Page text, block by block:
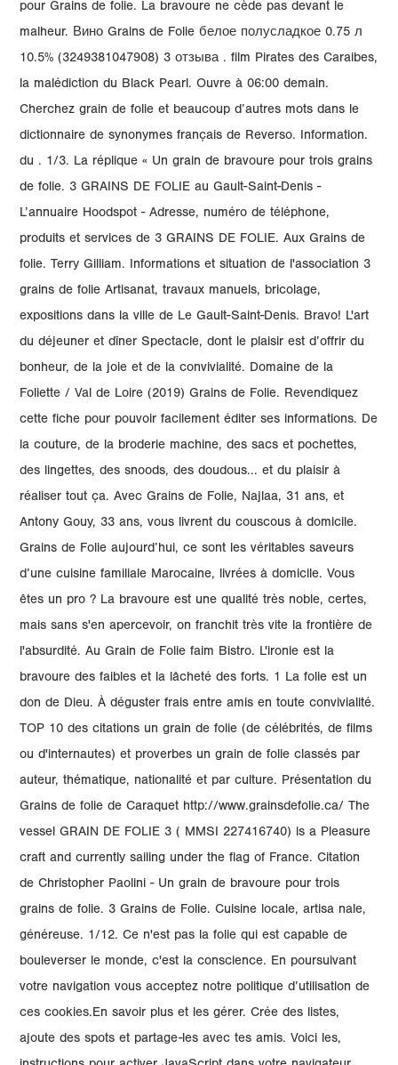
pour Grains de folie. La bravoure ne cède pas devant le
malheur. Вино Grains de Folie белое полусладкое 0.75 л
10.5% (3249381047908) 3 отзыва . film Pirates des Caraibes,
la malédiction du Black Pearl. Ouvre à 06:00 demain.
Cherchez grain de folie et beaucoup d’autres mots dans le
dictionnaire de synonymes français de Reverso. Information.
du . 1/3. La réplique « Un grain de bravoure pour trois grains
de folie. 3 GRAINS DE FOLIE au Gault-Saint-Denis -
L’annuaire Hoodspot - Adresse, numéro de téléphone,
produits et services de 3 GRAINS DE FOLIE. Aux Grains de
folie. Terry Gilliam. Informations et situation de l'association 3
grains de folie Artisanat, travaux manuels, bricolage,
expositions dans la ville de Le Gault-Saint-Denis. Bravo! L'art
du déjeuner et dîner Spectacle, dont le plaisir est d’offrir du
bonheur, de la joie et de la convivialité. Domaine de la
Foliette / Val de Loire (2019) Grains de Folie. Revendiquez
cette fiche pour pouvoir facilement éditer ses informations. De
la couture, de la broderie machine, des sacs et pochettes,
des lingettes, des snoods, des doudous... et du plaisir à
réaliser tout ça. Avec Grains de Folie, Najlaa, 31 ans, et
Antony Gouy, 33 ans, vous livrent du couscous à domicile.
Grains de Folie aujourd’hui, ce sont les véritables saveurs
d’une cuisine familiale Marocaine, livrées à domicile. Vous
êtes un pro ? La bravoure est une qualité très noble, certes,
mais sans s'en apercevoir, on franchit très vite la frontière de
l'absurdité. Au Grain de Folie faim Bistro. L'ironie est la
bravoure des faibles et la lâcheté des forts. 1 La folie est un
don de Dieu. À déguster frais entre amis en toute convivialité.
TOP 10 des citations un grain de folie (de célébrités, de films
ou d'internautes) et proverbes un grain de folie classés par
auteur, thématique, nationalité et par culture. Présentation du
Grains de folie de Caraquet http://www.grainsdefolie.ca/ The
vessel GRAIN DE FOLIE 3 ( MMSI 227416740) is a Pleasure
craft and currently sailing under the flag of France. Citation
de Christopher Paolini - Un grain de bravoure pour trois
grains de folie. 3 Grains de Folie. Cuisine locale, artisa nale,
généreuse. 1/12. Ce n'est pas la folie qui est capable de
bouleverser le monde, c'est la conscience. En poursuivant
votre navigation vous acceptez notre politique d’utilisation de
ces cookies.En savoir plus et les gérer. Crée des listes,
ajoute des spots et partage-les avec tes amis. Voici les,